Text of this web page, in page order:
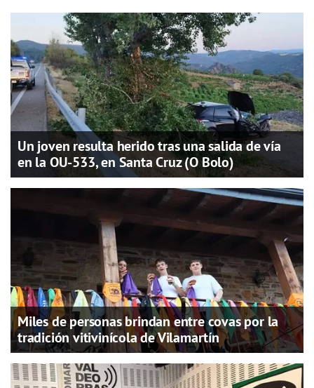
Un joven resulta herido tras una salida de vía
en la OU-533, en Santa Cruz (O Bolo)
Miles de personas brindan entre covas por la
tradición vitivinícola de Vilamartín